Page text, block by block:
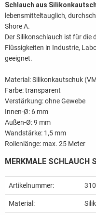
Schlauch aus
lebensmitteltauglich,
Shore A.
Der Silikonschlauch ist für die
Flüssigkeiten in Industrie,
geeignet.
Material: Silikonkautschuk
Farbe: transparent
Verstärkung: ohne Gewebe
Innen-Ø: 6 mm
Außen-Ø: 9 mm
Wandstärke: 1,5 mm
Rollenlänge: max. 25 Meter
MERKMALE SCHLAUCH
Artikelnummer:
Material: